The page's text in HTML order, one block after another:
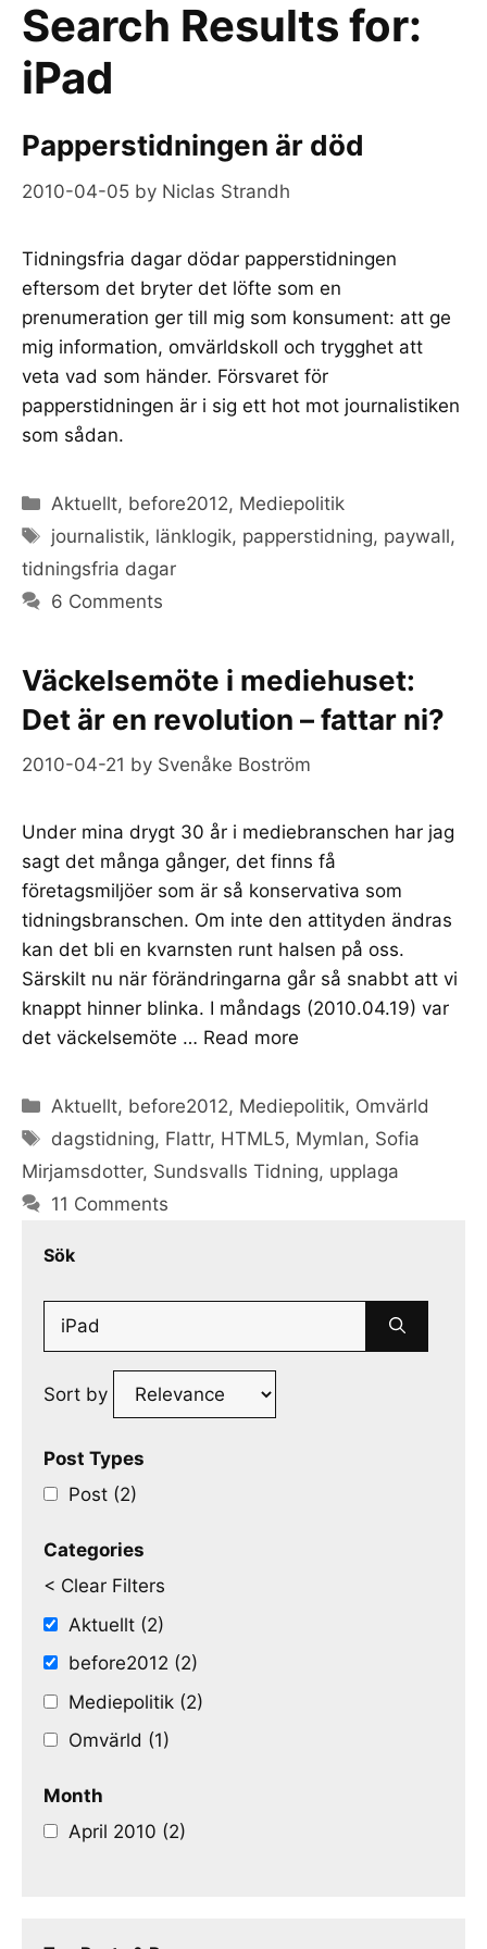
Search Results for:
iPad
Papperstidningen är död
2010-04-05 by Niclas Strandh
Tidningsfria dagar dödar papperstidningen
eftersom det bryter det löfte som en
prenumeration ger till mig som konsument: att ge
mig information, omvärldskoll och trygghet att
veta vad som händer. Försvaret för
papperstidningen är i sig ett hot mot journalistiken
som sådan.
Categories
Aktuellt, before2012, Mediepolitik
Tags
journalistik, länklogik, papperstidning, paywall,
tidningsfria dagar
6 Comments
Väckelsemöte i mediehuset:
Det är en revolution – fattar ni?
2010-04-21 by Svenåke Boström
Under mina drygt 30 år i mediebranschen har jag
sagt det många gånger, det finns få
företagsmiljöer som är så konservativa som
tidningsbranschen. Om inte den attityden ändras
kan det bli en kvarnsten runt halsen på oss.
Särskilt nu när förändringarna går så snabbt att vi
knappt hinner blinka. I måndags (2010.04.19) var
det väckelsemöte … Read more
Categories
Aktuellt, before2012, Mediepolitik, Omvärld
Tags
dagstidning, Flattr, HTML5, Mymlan, Sofia
Mirjamsdotter, Sundsvalls Tidning, upplaga
11 Comments
Sök
Search
Sort by
Post Types
Post (2)
Categories
< Clear Filters
Aktuellt (2)
before2012 (2)
Mediepolitik (2)
Omvärld (1)
Month
April 2010 (2)